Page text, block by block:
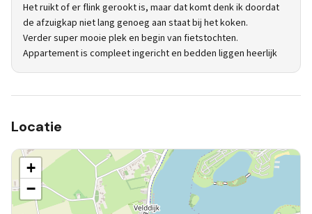
Het ruikt of er flink gerookt is, maar dat komt denk ik doordat
de afzuigkap niet lang genoeg aan staat bij het koken.
Verder super mooie plek en begin van fietstochten.
Appartement is compleet ingericht en bedden liggen heerlijk
Locatie
+
−